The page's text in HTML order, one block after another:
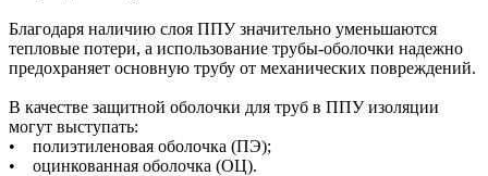
Благодаря наличию слоя ППУ значительно уменьшаются
тепловые потери, а использование трубы-оболочки надежно
предохраняет основную трубу от механических повреждений.
В качестве защитной оболочки для труб в ППУ изоляции
могут выступать:
• полиэтиленовая оболочка (ПЭ);
• оцинкованная оболочка (ОЦ).